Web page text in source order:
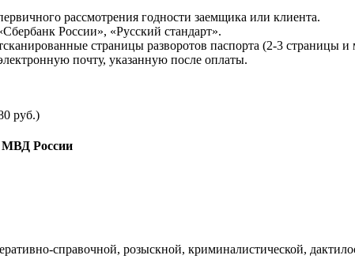
рассмотрения годности заемщика или клиента.
России», «Русский стандарт».
страницы разворотов паспорта (2-3 страницы и
почту, указанную после оплаты.
руб.)
МВД России
справочной, розыскной, криминалистической,